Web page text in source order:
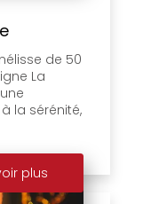
de 50
La
la sérénité,
plus